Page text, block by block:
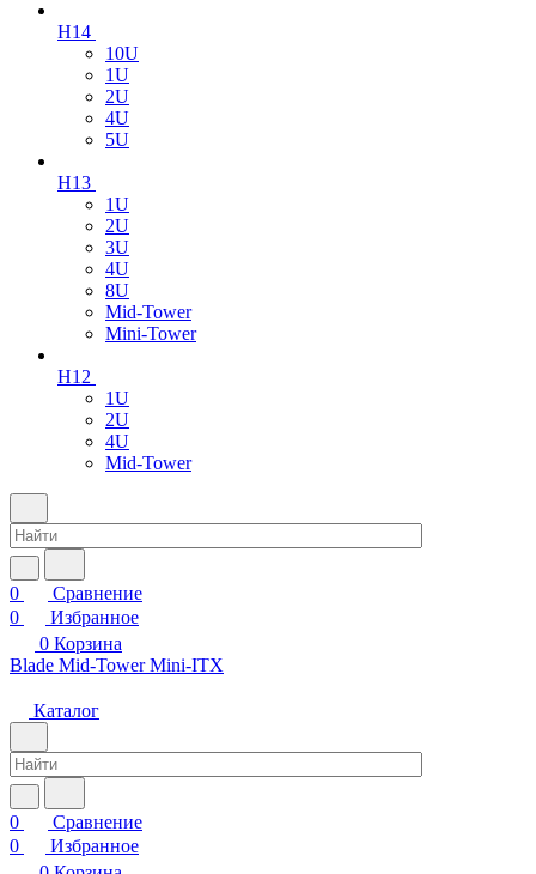
H14
10U
1U
2U
4U
5U
H13
1U
2U
3U
4U
8U
Mid-Tower
Mini-Tower
H12
1U
2U
4U
Mid-Tower
0
Сравнение
0
Избранное
0 Корзина
Blade Mid-Tower Mini-ITX
Каталог
0
Сравнение
0
Избранное